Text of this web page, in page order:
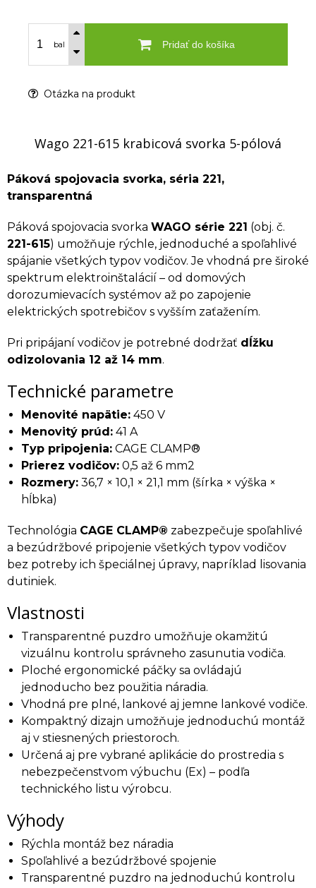
bal Pridať do košíka
Otázka na produkt
Wago 221-615 krabicová svorka 5-pólová
Páková spojovacia svorka, séria 221,
transparentná
Páková spojovacia svorka WAGO série 221 (obj. č.
221-615) umožňuje rýchle, jednoduché a spoľahlivé
spájanie všetkých typov vodičov. Je vhodná pre široké
spektrum elektroinštalácií – od domových
dorozumievacích systémov až po zapojenie
elektrických spotrebičov s vyšším zaťažením.
Pri pripájaní vodičov je potrebné dodržať dĺžku
odizolovania 12 až 14 mm.
Technické parametre
Menovité napätie: 450 V
Menovitý prúd: 41 A
Typ pripojenia: CAGE CLAMP®
Prierez vodičov: 0,5 až 6 mm2
Rozmery: 36,7 × 10,1 × 21,1 mm (šírka × výška ×
hĺbka)
Technológia CAGE CLAMP® zabezpečuje spoľahlivé
a bezúdržbové pripojenie všetkých typov vodičov
bez potreby ich špeciálnej úpravy, napríklad lisovania
dutiniek.
Vlastnosti
Transparentné puzdro umožňuje okamžitú
vizuálnu kontrolu správneho zasunutia vodiča.
Ploché ergonomické páčky sa ovládajú
jednoducho bez použitia náradia.
Vhodná pre plné, lankové aj jemne lankové vodiče.
Kompaktný dizajn umožňuje jednoduchú montáž
aj v stiesnených priestoroch.
Určená aj pre vybrané aplikácie do prostredia s
nebezpečenstvom výbuchu (Ex) – podľa
technického listu výrobcu.
Výhody
Rýchla montáž bez náradia
Spoľahlivé a bezúdržbové spojenie
Transparentné puzdro na jednoduchú kontrolu